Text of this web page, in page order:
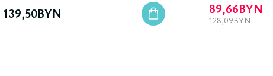
139,50BYN 89,66BYN
128,09BYN